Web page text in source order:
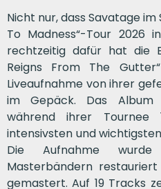
Nicht nur, dass Savatage
To Madness“-Tour 2026
rechtzeitig dafür hat die
Reigns From The
Liveaufnahme von ihrer
im Gepäck. Das Album
während ihrer
intensivsten und
Die Aufnahme
Masterbändern
gemastert. Auf 19 Tracks